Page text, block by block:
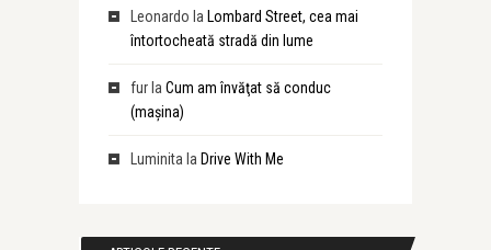
Leonardo la Lombard Street, cea mai
întortocheată stradă din lume
furla Cum am învăţat să conduc
(maşina)
Luminita la Drive With Me